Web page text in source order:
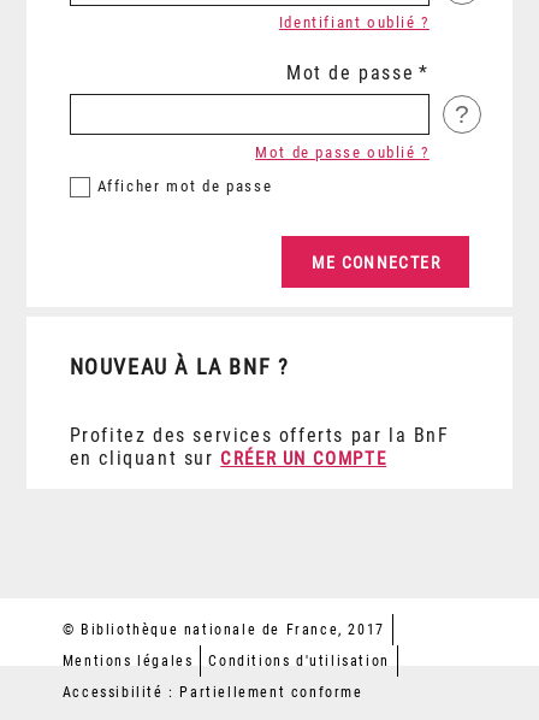
Identifiant oublié ?
Mot de passe
?
Afficher mot de passe
Mot de passe oublié ?
NOUVEAU À LA BNF ?
Profitez des services offerts par la BnF
en cliquant sur CRÉER UN COMPTE
© Bibliothèque nationale de France, 2017
Mentions légales
Conditions d'utilisation
Accessibilité : Partiellement conforme